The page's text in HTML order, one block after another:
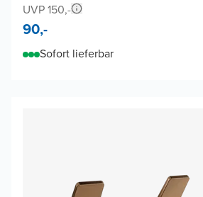
UVP 150,-
90,-
Sofort lieferbar